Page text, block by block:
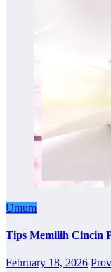
Umum
Tips Memilih Cincin
February 18, 2026